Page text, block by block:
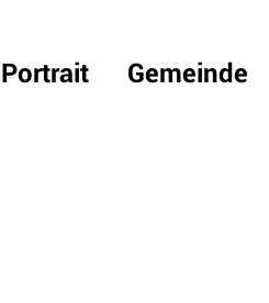
Portrait Gemeinde